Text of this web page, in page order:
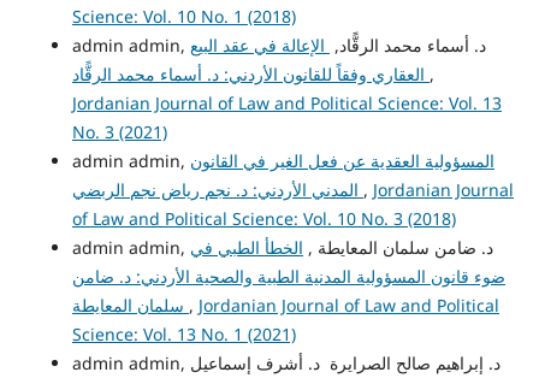
Science: Vol. 10 No. 1 (2018)
admin admin, د. أسماء محمد الرقًّاد, الإعالة في عقد البيع
,
Jordanian Journal of Law and Political Science: Vol. 13
No. 3 (2021)
admin admin, المسؤولية العقدية عن فعل الغير في القانون
, Jordanian Journal
of Law and Political Science: Vol. 10 No. 3 (2018)
admin admin, د. ضامن سلمان المعايطة , الخطأ الطبي في
ضوء قانون المسؤولية المدنية الطبية والصحية الأردني: د. ضامن
, Jordanian Journal of Law and Political
Science: Vol. 13 No. 1 (2021)
admin admin, د. إبراهيم صالح الصرايرة د. أشرف إسماعيل